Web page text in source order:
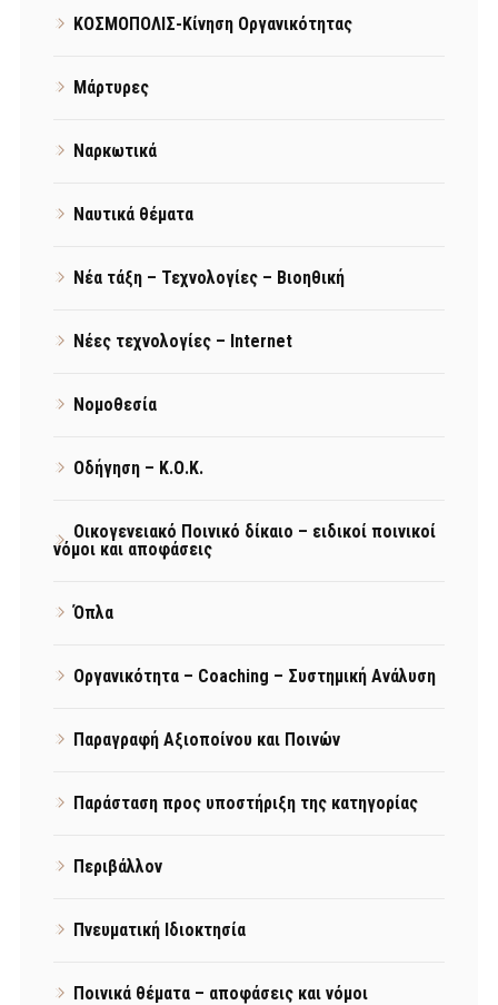
ΚΟΣΜΟΠΟΛΙΣ-Κίνηση Οργανικότητας
Μάρτυρες
Ναρκωτικά
Ναυτικά θέματα
Νέα τάξη – Τεχνολογίες – Βιοηθική
Νέες τεχνολογίες – Internet
Νομοθεσία
Οδήγηση – Κ.Ο.Κ.
Οικογενειακό Ποινικό δίκαιο – ειδικοί ποινικοί
νόμοι και αποφάσεις
Όπλα
Οργανικότητα – Coaching – Συστημική Ανάλυση
Παραγραφή Αξιοποίνου και Ποινών
Παράσταση προς υποστήριξη της κατηγορίας
Περιβάλλον
Πνευματική Ιδιοκτησία
Ποινικά θέματα – αποφάσεις και νόμοι